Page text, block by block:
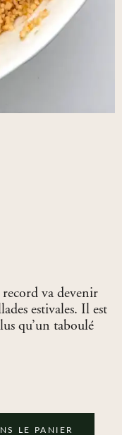
va devenir
estivales. Il est
qu’un taboulé
LE PANIER